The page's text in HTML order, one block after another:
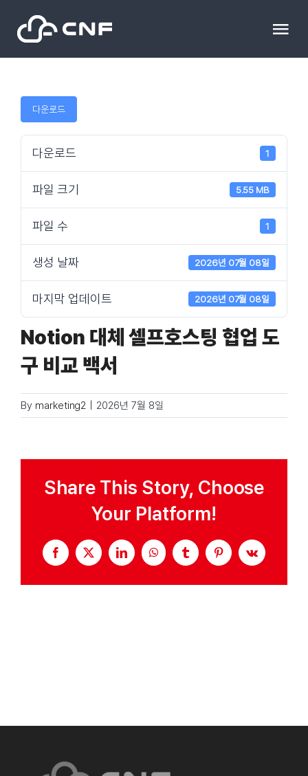
content
Community
News
Resource
블로그
Taxonomies
Search
for:
다운로드
다운로드 1
파일 크기 5.55 MB
파일 수 1
생성 날짜 2026년 07월 08일
마지막 업데이트 2026년 07월 08일
Notion 대체 셀프호스팅 협업 도
구 비교 백서
By marketing2 2026년 7월 8일
Share This Story, Choose
Your Platform!
Facebook
X LinkedInWhatsAppTumblrPinterestVk